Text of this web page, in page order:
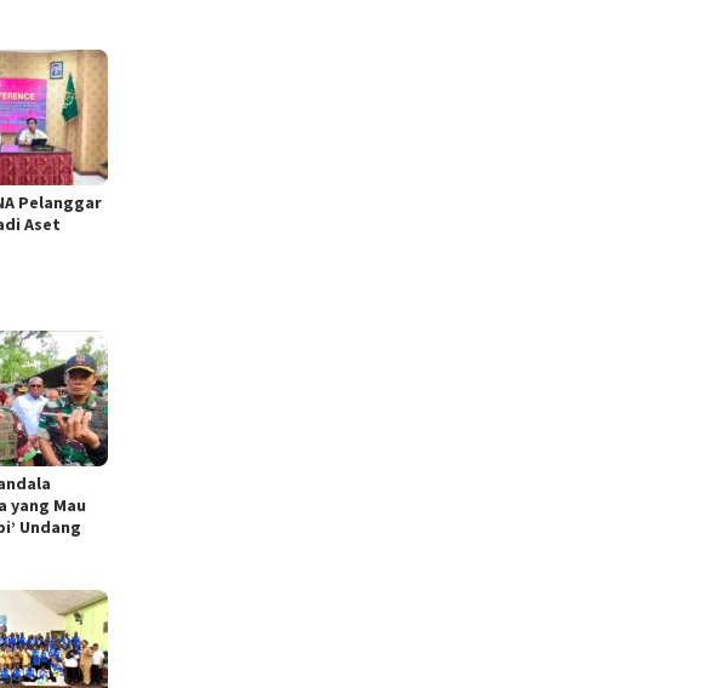
Pelanggar
Aset
yang Mau
Undang